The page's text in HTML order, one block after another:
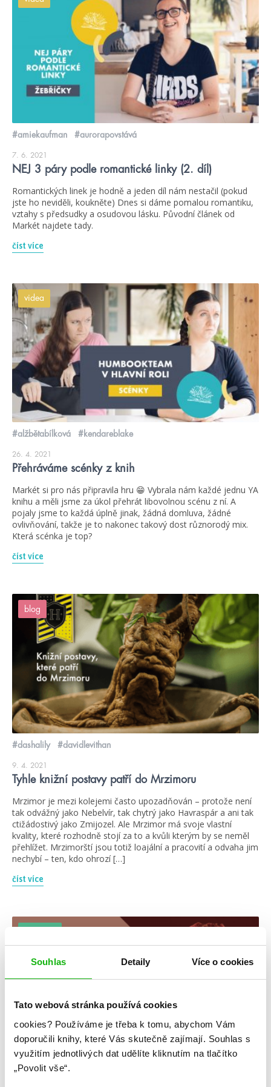
Souhlas Detaily Více o cookies
Tato webová stránka používá cookies
cookies? Používáme je třeba k tomu, abychom Vám
doporučili knihy, které Vás skutečně zajímají. Souhlas s
využitím jednotlivých dat udělíte kliknutím na tlačítko
„Povolit vše“.
#amiekaufman #aurorapovstává
7. 6. 2021
NEJ 3 páry podle romantické linky (2. díl)
Romantických linek je hodně a jeden díl nám nestačil (pokud
jste ho neviděli, koukněte) Dnes si dáme pomalou romantiku,
vztahy s předsudky a osudovou lásku. Původní článek od
Markét najdete tady.
číst více
videa
#alžbětabílková #kendareblake
26. 4. 2021
Přehráváme scénky z knih
Markét si pro nás připravila hru 😁 Vybrala nám každé jednu YA
knihu a měli jsme za úkol přehrát libovolnou scénu z ní. A
pojaly jsme to každá úplně jinak, žádná domluva, žádné
ovlivňování, takže je to nakonec takový dost různorodý mix.
Která scénka je top?
číst více
blog
#dashalily #davidlevithan
9. 4. 2021
Tyhle knižní postavy patří do Mrzimoru
Mrzimor je mezi kolejemi často upozadňován – protože není
tak odvážný jako Nebelvír, tak chytrý jako Havraspár a ani tak
ctižádostivý jako Zmijozel. Ale Mrzimor má svoje vlastní
kvality, které rozhodně stojí za to a kvůli kterým by se neměl
přehlížet. Mrzimorští jsou totiž loajální a pracovití a odvaha jim
nechybí – ten, kdo ohrozí […]
číst více
#nejcitáty #stepheniemeyer